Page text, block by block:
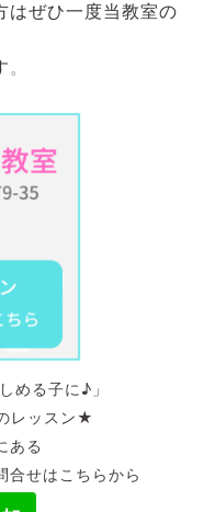
はぜひ一度当教室の
。
る子に♪」
ッスン★
る
はこちらから